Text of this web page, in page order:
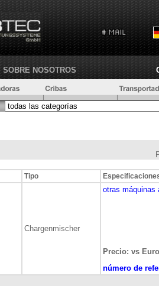
SOBRE NOSOTROS
Tipo
Chargenmischer
otras máquinas
Precio: vs
número de